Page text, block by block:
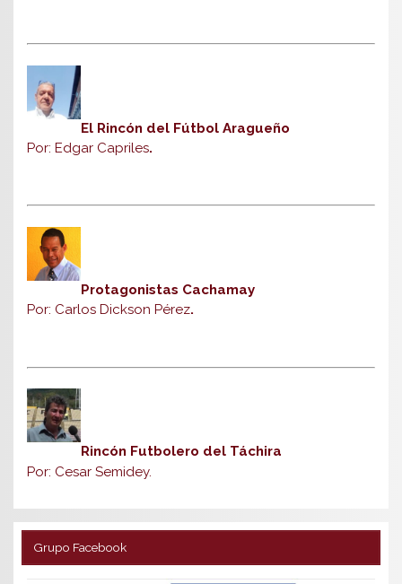
El Rincón del Fútbol Aragueño
Por: Edgar Capriles.
Protagonistas Cachamay
Por: Carlos Dickson Pérez.
Rincón Futbolero del Táchira
Por: Cesar Semidey.
Grupo Facebook